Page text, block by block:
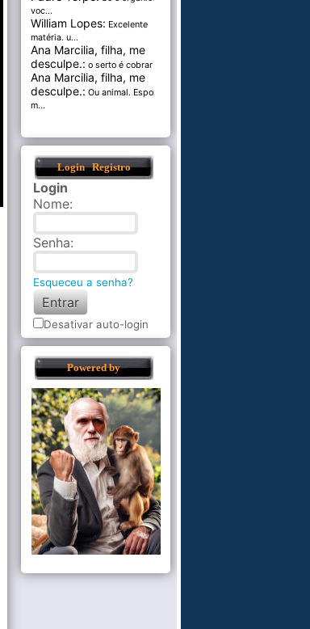
voc...
William Lopes: Excelente
matéria. u...
Ana Marcilia, filha, me
desculpe.: o serto é cobrar pel...
Ana Marcilia, filha, me
desculpe.: Ou animal. Esponja
m...
Login Registro
Login
Nome:
Senha:
Esqueceu a senha?
Desativar auto-login
Powered by